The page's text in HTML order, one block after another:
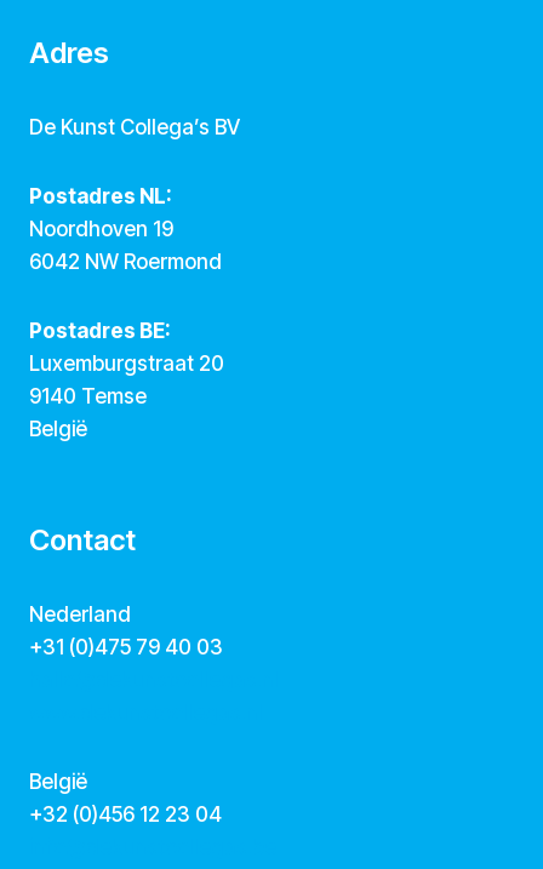
Adres
De Kunst Collega’s BV
Postadres NL:
Noordhoven 19
6042 NW Roermond
Postadres BE:
Luxemburgstraat 20
9140 Temse
België
Contact
Nederland
+31 (0)475 79 40 03
België
‭+32 (0)456 12 23 04‬